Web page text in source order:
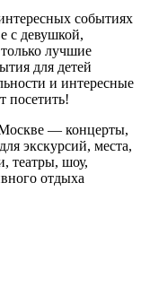
событиях
с девушкой,
лучшие
для детей
и интересные
посетить!
— концерты,
экскурсий, места,
театры, шоу,
отдыха